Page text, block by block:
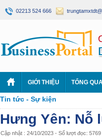
02213 524 666
GIỚI THIỆU TỔNG
Tin tức - Sự kiện
Hưng Yên: Nỗ
Cập nhật : 24/10/2023 - Số lượt đọc: 5769